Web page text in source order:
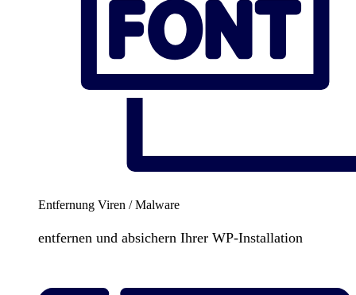
Entfernung Viren / Malware
entfernen und absichern Ihrer WP-Installation